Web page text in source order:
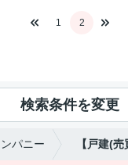
1 2
検索条件を変更
パニー 【戸建(